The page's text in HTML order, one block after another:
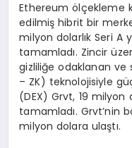
Ethereum ölçekleme
edilmiş hibrit bir
milyon dolarlık Seri A
tamamladı. Zincir
gizliliğe odaklanan ve
– ZK) teknolojisiyle
(DEX) Grvt, 19 milyon
tamamladı. Grvt’nin
milyon dolara ulaştı.